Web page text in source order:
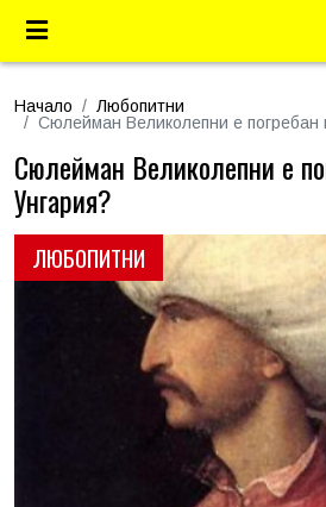
Начало
Любопитни
Сюлейман Великолепни е
ЛЮБОПИТНИ
Сюлейман Великолепни е
Унгария?